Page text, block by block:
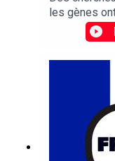
les gènes
résistants à
gene-edited